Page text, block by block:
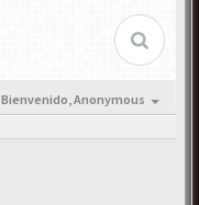
Bienvenido,Anonymous